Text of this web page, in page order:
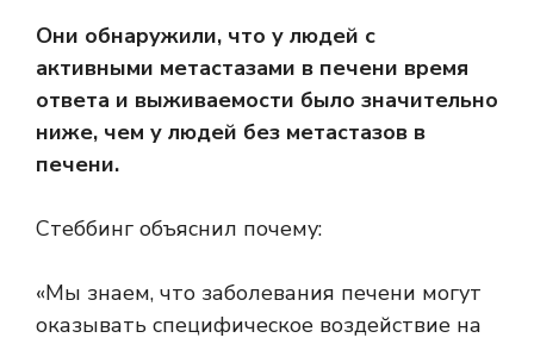
Они обнаружили, что у людей с
активными метастазами в печени время
ответа и выживаемости было значительно
ниже, чем у людей без метастазов в
печени.
Стеббинг объяснил почему:
«Мы знаем, что заболевания печени могут
оказывать специфическое воздействие на